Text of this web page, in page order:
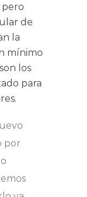
pero
de
la
mínimo
los
para
por